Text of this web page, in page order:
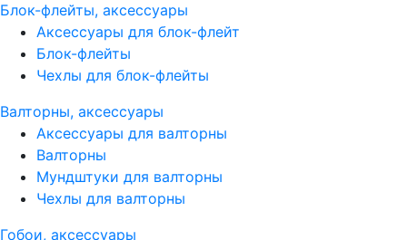
Блок-флейты, аксессуары
Аксессуары для блок-флейт
Блок-флейты
Чехлы для блок-флейты
Валторны, аксессуары
Аксессуары для валторны
Валторны
Мундштуки для валторны
Чехлы для валторны
Гобои, аксессуары